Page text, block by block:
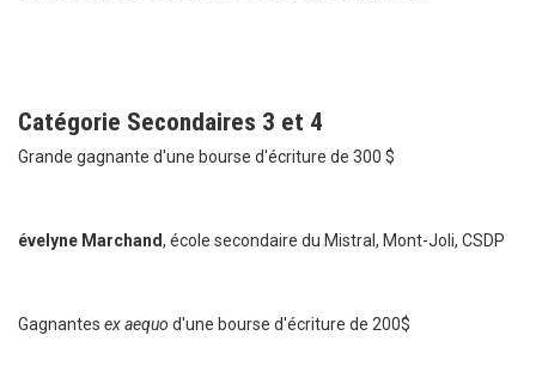
Catégorie Secondaires 3 et 4
Grande gagnante d'une bourse d'écriture de 300 $
évelyne Marchand, école secondaire du Mistral, Mont-Joli, CSDP
Gagnantes ex aequo d'une bourse d'écriture de 200$